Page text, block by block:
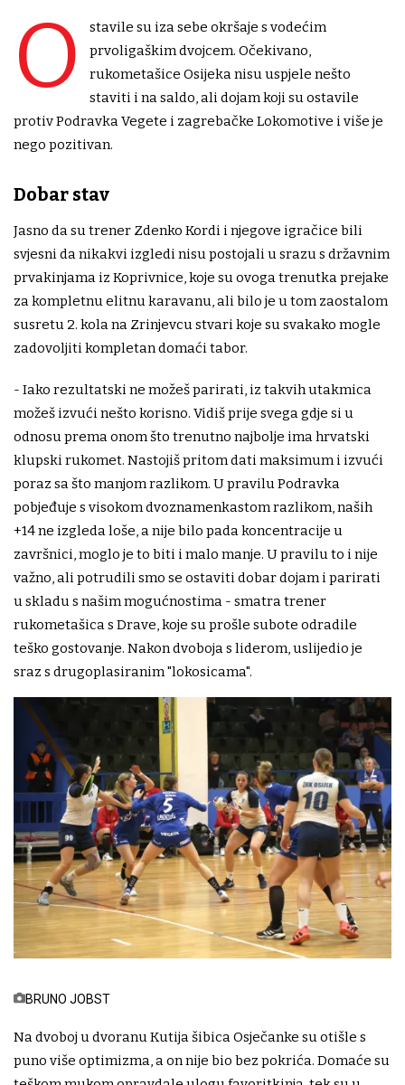
O
stavile su iza sebe okršaje s vodećim
prvoligaškim dvojcem. Očekivano,
rukometašice Osijeka nisu uspjele nešto
staviti i na saldo, ali dojam koji su ostavile
protiv Podravka Vegete i zagrebačke Lokomotive i više je
nego pozitivan.
Dobar stav
Jasno da su trener Zdenko Kordi i njegove igračice bili
svjesni da nikakvi izgledi nisu postojali u srazu s državnim
prvakinjama iz Koprivnice, koje su ovoga trenutka prejake
za kompletnu elitnu karavanu, ali bilo je u tom zaostalom
susretu 2. kola na Zrinjevcu stvari koje su svakako mogle
zadovoljiti kompletan domaći tabor.
- Iako rezultatski ne možeš parirati, iz takvih utakmica
možeš izvući nešto korisno. Vidiš prije svega gdje si u
odnosu prema onom što trenutno najbolje ima hrvatski
klupski rukomet. Nastojiš pritom dati maksimum i izvući
poraz sa što manjom razlikom. U pravilu Podravka
pobjeđuje s visokom dvoznamenkastom razlikom, naših
+14 ne izgleda loše, a nije bilo pada koncentracije u
završnici, moglo je to biti i malo manje. U pravilu to i nije
važno, ali potrudili smo se ostaviti dobar dojam i parirati
u skladu s našim mogućnostima - smatra trener
rukometašica s Drave, koje su prošle subote odradile
teško gostovanje. Nakon dvoboja s liderom, uslijedio je
sraz s drugoplasiranim "lokosicama".
BRUNO JOBST
Na dvoboj u dvoranu Kutija šibica Osječanke su otišle s
puno više optimizma, a on nije bio bez pokrića. Domaće su